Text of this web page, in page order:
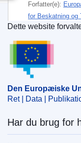
Forfatter(e):
for Beskatning og
præferencetold
toldspecialisering
CELEX :
ELI :reg_impl/
IMMC :
Den
Dette website
Den Europæiske
Ret | Data |
Har du brug for